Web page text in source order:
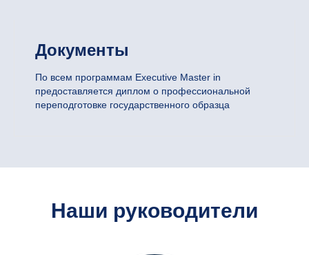
Документы
По всем программам Executive Master in
предоставляется диплом о профессиональной
переподготовке государственного образца
Наши руководители